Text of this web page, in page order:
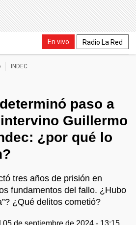
En vivo Radio La Red
INDEC
paso a
Guillermo
¿por qué lo
tres años de prisión en
fundamentos del fallo. ¿Hubo
¿Qué delitos cometió?
05 de septiembre de 2024 - 13:15